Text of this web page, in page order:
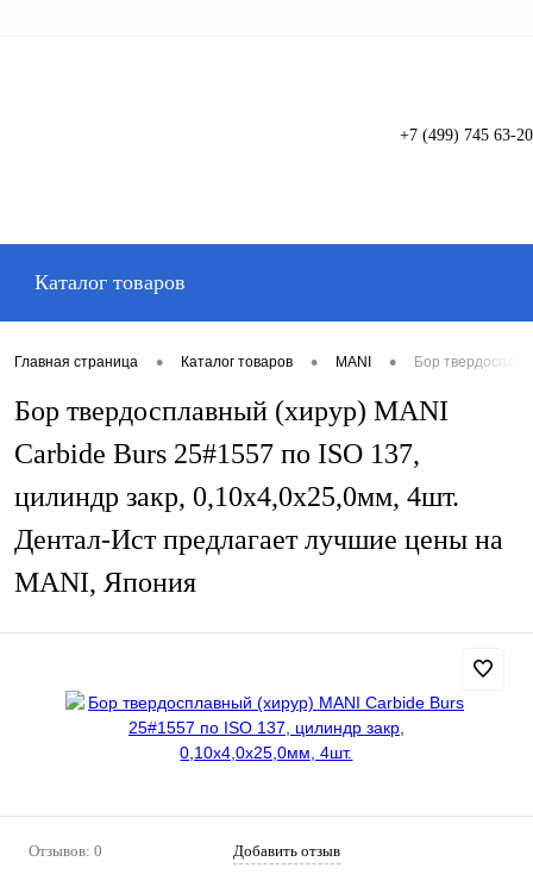
+7 (499) 745 63-20
Каталог товаров
Главная страница • Каталог товаров • MANI • Бор
Бор твердосплавный (хирур) MANI
Carbide Burs 25#1557 по ISO 137,
цилиндр закр, 0,10х4,0х25,0мм, 4шт.
Дентал-Ист предлагает лучшие цены на
MANI, Япония
Отзывов: 0
Добавить отзыв